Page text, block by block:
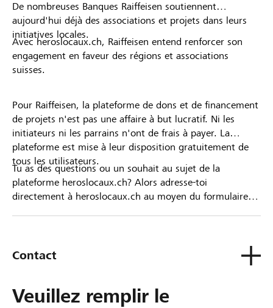
De nombreuses Banques Raiffeisen soutiennent
aujourd'hui déjà des associations et projets dans leurs
initiatives locales.
Avec heroslocaux.ch, Raiffeisen entend renforcer son
engagement en faveur des régions et associations
suisses.
Pour Raiffeisen, la plateforme de dons et de financement
de projets n'est pas une affaire à but lucratif. Ni les
initiateurs ni les parrains n'ont de frais à payer. La
plateforme est mise à leur disposition gratuitement de
tous les utilisateurs.
Tu as des questions ou un souhait au sujet de la
plateforme heroslocaux.ch? Alors adresse-toi
directement à heroslocaux.ch au moyen du formulaire
Contact
Veuillez remplir le